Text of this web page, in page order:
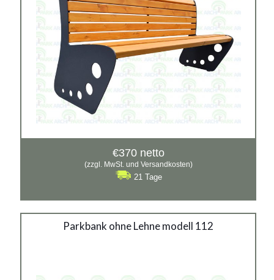
€370 netto
(zzgl. MwSt. und Versandkosten)
21 Tage
Parkbank ohne Lehne modell 112
Stadtbank modell 103